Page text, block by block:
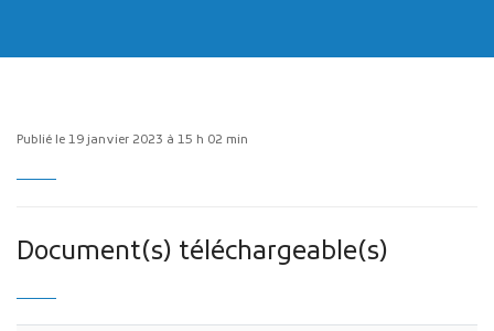
Publié le 19 janvier 2023 à 15 h 02 min
Document(s) téléchargeable(s)